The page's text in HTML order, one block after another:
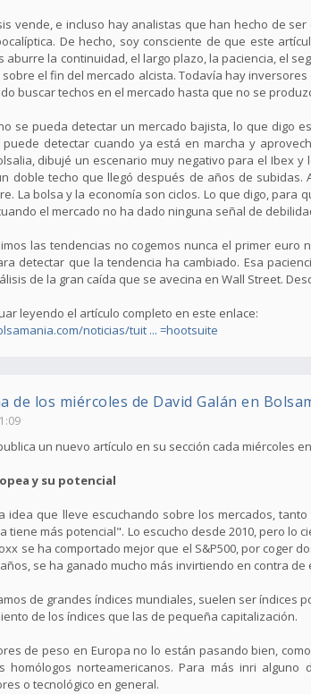
vende, e incluso hay analistas que han hecho de
De hecho, soy consciente de que este
aburre la continuidad, el largo plazo, la paciencia, el
el fin del mercado alcista. Todavía hay
buscar techos en el mercado hasta que no se
se pueda detectar un mercado bajista, lo que digo
detectar cuando ya está en marcha y
dibujé un escenario muy negativo para el Ibex
doble techo que llegó después de años de subidas.
La bolsa y la economía son ciclos. Lo que digo,
el mercado no ha dado ninguna señal de
las tendencias no cogemos nunca el primer
detectar que la tendencia ha cambiado. Esa
de la gran caída que se avecina en Wall Street.
leyendo el artículo completo en este enlace:
noticias/tuit ... =hootsuite
de los miércoles de David Galán en
un nuevo artículo en su sección cada miércoles
y su potencial
idea que lleve escuchando sobre los mercados,
tiene más potencial". Lo escucho desde 2010, pero
se ha comportado mejor que el S&P500, por coger
se ha ganado mucho más invirtiendo en contra
de grandes índices mundiales, suelen ser índices
de los índices que las de pequeña capitalización.
de peso en Europa no lo están pasando bien,
homólogos norteamericanos. Para más inri
o tecnológico en general.